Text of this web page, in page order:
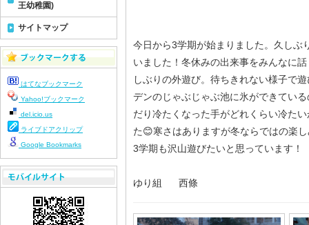
今日から3学期が始まりました。久しぶ
いました！冬休みの出来事をみんなに
しぶりの外遊び。待ちきれない様子で
デンのじゃぶじゃぶ池に氷ができてい
だり冷たくなった手がどれくらい冷た
た😊寒さはありますが冬ならではの楽
3学期も沢山遊びたいと思っています！
ゆり組 西條
王幼稚園)
サイトマップ
はてなブックマーク
Yahoo!ブックマーク
del.icio.us
ライブドアクリップ
Google Bookmarks